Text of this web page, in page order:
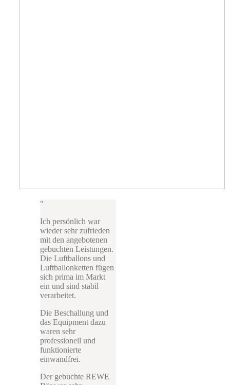
Ich persönlich war
wieder sehr zufrieden
mit den angebotenen
gebuchten Leistungen.
Die Luftballons und
Luftballonketten fügen
sich prima im Markt
ein und sind stabil
verarbeitet.
Die Beschallung und
das Equipment dazu
waren sehr
professionell und
funktionierte
einwandfrei.
Der gebuchte REWE